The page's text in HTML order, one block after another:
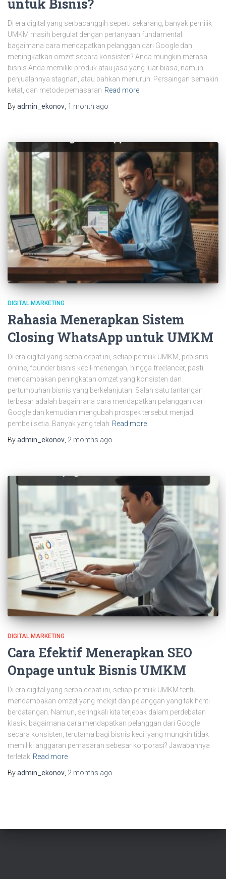
untuk Bisnis?
Di era digital yang serbacanggih seperti sekarang, banyak pemilik
UMKM masih bergulat dengan pertanyaan fundamental:
bagaimana cara mendapatkan pelanggan dari Google dan
meningkatkan omzet secara konsisten? Anda mungkin merasa
bisnis Anda memiliki produk atau jasa yang luar biasa, namun
penjualannya stagnan, atau bahkan menurun. Persaingan semakin
ketat, dan metode pemasaran Read more
Byadmin_ekonov 1 month ago
DIGITAL MARKETING
Rahasia Menerapkan Sistem
Closing WhatsApp untuk UMKM
Di era digital yang serba cepat ini, setiap pemilik UMKM, pebisnis
online, founder bisnis kecil-menengah, hingga freelancer, pasti
mendambakan peningkatan omzet yang konsisten dan
pertumbuhan bisnis yang berkelanjutan. Salah satu tantangan
terbesar adalah bagaimana cara mendapatkan pelanggan dari
Google dan kemudian mengubah prospek tersebut menjadi
pembeli setia. Banyak yang telah Read more
Byadmin_ekonov 2 months ago
DIGITAL MARKETING
Cara Efektif Menerapkan SEO
Onpage untuk Bisnis UMKM
Di era digital yang serba cepat ini, setiap pemilik UMKM tentu
mendambakan omzet yang melejit dan pelanggan yang tak henti
berdatangan. Namun, seringkali kita terjebak dalam perdebatan
klasik: bagaimana cara mendapatkan pelanggan dari Google
secara konsisten, terutama bagi bisnis kecil yang mungkin tidak
memiliki anggaran pemasaran sebesar korporasi? Jawabannya
terletak Read more
Byadmin_ekonov, 2 months ago